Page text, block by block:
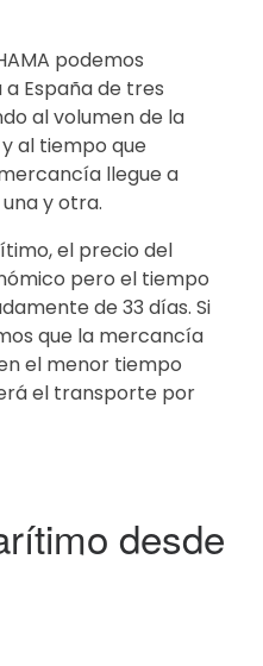
podemos
España de tres
al volumen de la
al tiempo que
llegue a
y otra.
el precio del
pero el tiempo
de 33 días. Si
que la mercancía
el menor tiempo
el transporte por
desde